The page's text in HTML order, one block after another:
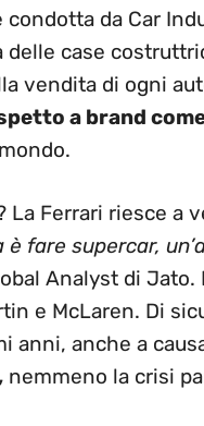
condotta da Car
delle case
vendita di ogni
a brand come
La Ferrari riesce a
è fare supercar,
Analyst di
e McLaren. Di
anni, anche a
nemmeno la crisi